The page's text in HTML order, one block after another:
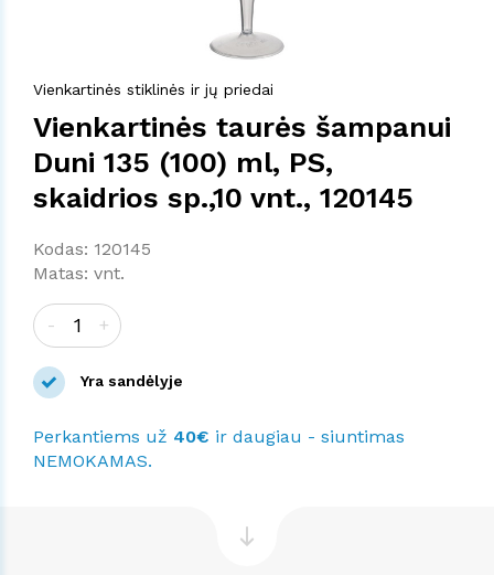
Vienkartinės stiklinės ir jų priedai
Vienkartinės taurės šampanui
Duni 135 (100) ml, PS,
skaidrios sp.,10 vnt., 120145
Kodas: 120145
Matas: vnt.
- +
Yra sandėlyje
Perkantiems už 40€ ir daugiau - siuntimas
NEMOKAMAS.